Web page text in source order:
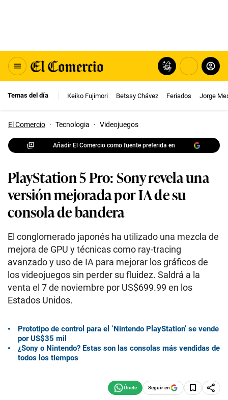
Temas del día Keiko Fujimori Betssy Chávez Feriados Jorge
El Comercio · Tecnologia · Videojuegos
Añadir El Comercio como fuente preferida en
PlayStation 5 Pro: Sony revela una
versión mejorada por IA de su
consola de bandera
El conglomerado japonés ha utilizado una mezcla de
mejora de GPU y técnicas como ray-tracing
avanzado y uso de IA para mejorar los gráficos de
los videojuegos sin perder su fluidez. Saldrá a la
venta el 7 de noviembre por US$699.99 en los
Estados Unidos.
Prototipo de control para el ‘Nintendo PlayStation’ se vende
por US$35 mil
¿Sony o Nintendo? Estas son las consolas más vendidas de
todos los tiempos
Seguir en